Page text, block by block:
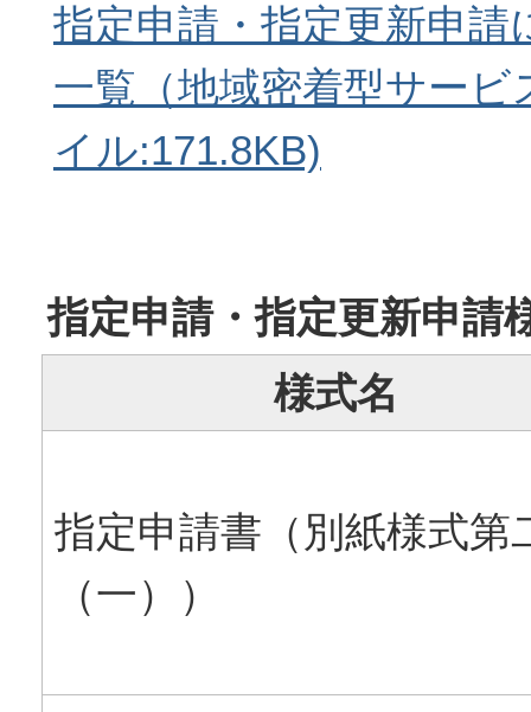
指定申請・指定更新申請
一覧（地域密着型サービ
イル:171.8KB)
指定申請・指定更新申請
様式名
指定申請書（別紙様式第
（一））